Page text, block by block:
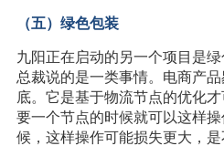
（五）绿色包装
九阳正在启动的另一个项目是
总裁说的是一类事情。电商产
底。它是基于物流节点的优化
要一个节点的时候就可以这样
候，这样操作可能损失更大，是